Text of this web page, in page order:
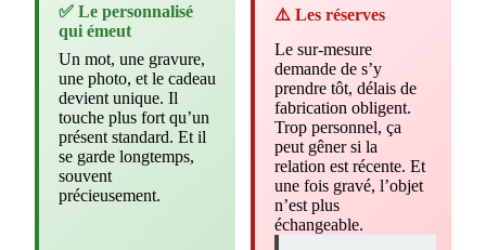
✅ Le personnalisé
qui émeut
Un mot, une gravure,
une photo, et le cadeau
devient unique. Il
touche plus fort qu’un
présent standard. Et il
se garde longtemps,
souvent
précieusement.
⚠️ Les réserves
Le sur-mesure
demande de s’y
prendre tôt, délais de
fabrication obligent.
Trop personnel, ça
peut gêner si la
relation est récente. Et
une fois gravé, l’objet
n’est plus
échangeable.